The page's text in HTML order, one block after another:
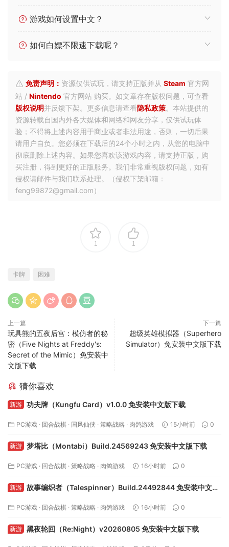
游戏如何设置中文？
如何白嫖不限速下载呢？
免责声明： 资源仅供试玩，请支持正版并从 Steam 官方网
站 / Nintendo 官方网站 购买。如文章存在版权问题，可查看
版权说明并反馈下架。更多信息请查看隐私政策。本站提供的
资源转载自国内外各大媒体和网络和网友分享，仅供试玩体
验；不得将上述内容用于商业或者非法用途，否则，一切后果
请用户自负。您必须在下载后的24个小时之内，从您的电脑中
彻底删除上述内容。如果您喜欢该游戏内容，请支持正版，购
买注册，得到更好的正版服务。我们非常重视版权问题，如有
侵权请邮件与我们联系处理。（侵权下架邮箱：
feng99872@gmail.com）
1 1
卡牌 困难
上一篇
玩具熊的五夜后宫：模仿者的秘
密（Five Nights at Freddy's:
Secret of the Mimic）免安装中
文版下载
下一篇
超级英雄模拟器（Superhero
Simulator）免安装中文版下载
猜你喜欢
新游 功夫牌（Kungfu Card）v1.0.0 免安装中文版下载
PC游戏 · 回合战棋 · 国风仙侠 · 策略战略 · 肉鸽游戏 15小时前 0
新游 梦塔比（Montabi）Build.24569243 免安装中文版下载
PC游戏 · 回合战棋 · 策略战略 · 肉鸽游戏 16小时前 0
新游 故事编织者（Talespinner）Build.24492844 免安装中文版
PC游戏 · 回合战棋 · 策略战略 · 肉鸽游戏 16小时前 0
新游 黑夜轮回（Re:Night）v20260805 免安装中文版下载